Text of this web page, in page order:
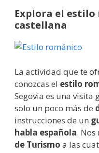
Explora el estilo
castellana
La actividad que te
conozcas el estilo
Segovia es una
solo un poco más de
instrucciones de un
habla española. Nos
de Turismo a las